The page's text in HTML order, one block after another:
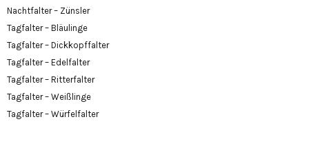
Nachtfalter – Zünsler
Tagfalter – Bläulinge
Tagfalter – Dickkopffalter
Tagfalter – Edelfalter
Tagfalter – Ritterfalter
Tagfalter – Weißlinge
Tagfalter – Würfelfalter